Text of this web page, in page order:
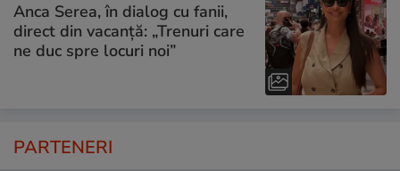
Anca Serea, în dialog cu fanii,
direct din vacanță: „Trenuri care
ne duc spre locuri noi”
PARTENERI